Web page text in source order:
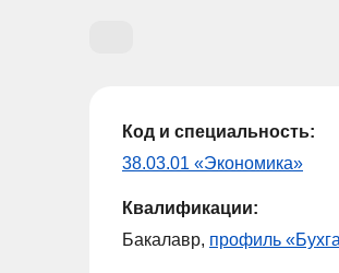
Код и специальность:
38.03.01 «Экономика»
Квалификации:
Бакалавр, профиль